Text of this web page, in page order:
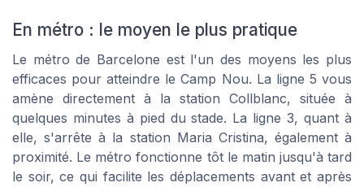
En métro : le moyen le plus pratique
Le métro de Barcelone est l'un des moyens les plus
efficaces pour atteindre le Camp Nou. La ligne 5 vous
amène directement à la station Collblanc, située à
quelques minutes à pied du stade. La ligne 3, quant à
elle, s'arrête à la station Maria Cristina, également à
proximité. Le métro fonctionne tôt le matin jusqu'à tard
le soir, ce qui facilite les déplacements avant et après